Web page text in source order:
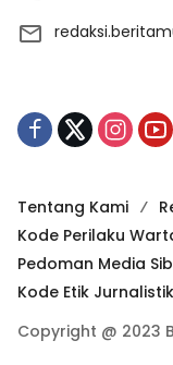
Tentang Kami
Kode Perilaku
Pedoman Media
Kode Etik Jurnalistik
Copyright @ 2023